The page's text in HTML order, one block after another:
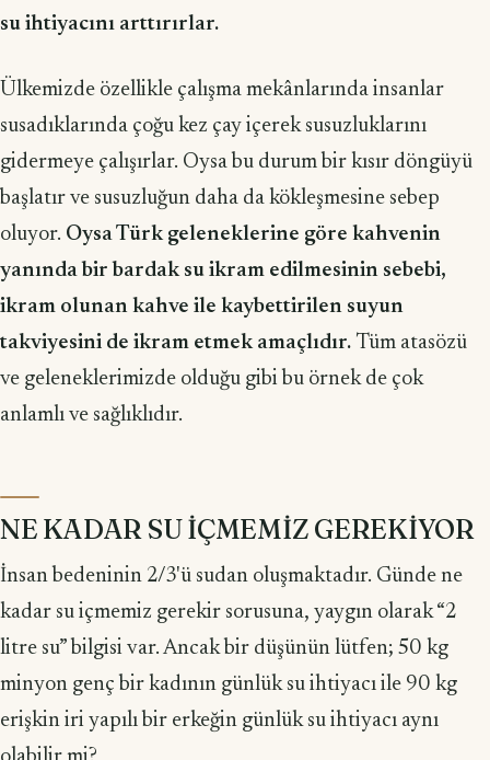
su ihtiyacını arttırırlar.
Ülkemizde özellikle çalışma mekânlarında insanlar
susadıklarında çoğu kez çay içerek susuzluklarını
gidermeye çalışırlar. Oysa bu durum bir kısır döngüyü
başlatır ve susuzluğun daha da kökleşmesine sebep
oluyor. Oysa Türk geleneklerine göre kahvenin
yanında bir bardak su ikram edilmesinin sebebi,
ikram olunan kahve ile kaybettirilen suyun
takviyesini de ikram etmek amaçlıdır. Tüm atasözü
ve geleneklerimizde olduğu gibi bu örnek de çok
anlamlı ve sağlıklıdır.
NE KADAR SU İÇMEMİZ GEREKİYOR
İnsan bedeninin 2/3'ü sudan oluşmaktadır. Günde ne
kadar su içmemiz gerekir sorusuna, yaygın olarak “2
litre su” bilgisi var. Ancak bir düşünün lütfen; 50 kg
minyon genç bir kadının günlük su ihtiyacı ile 90 kg
erişkin iri yapılı bir erkeğin günlük su ihtiyacı aynı